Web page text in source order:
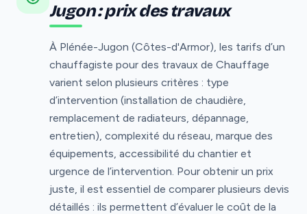
Jugon : prix des travaux
À Plénée-Jugon (Côtes-d'Armor), les tarifs d’un
chauffagiste pour des travaux de Chauffage
varient selon plusieurs critères : type
d’intervention (installation de chaudière,
remplacement de radiateurs, dépannage,
entretien), complexité du réseau, marque des
équipements, accessibilité du chantier et
urgence de l’intervention. Pour obtenir un prix
juste, il est essentiel de comparer plusieurs devis
détaillés : ils permettent d’évaluer le coût de la